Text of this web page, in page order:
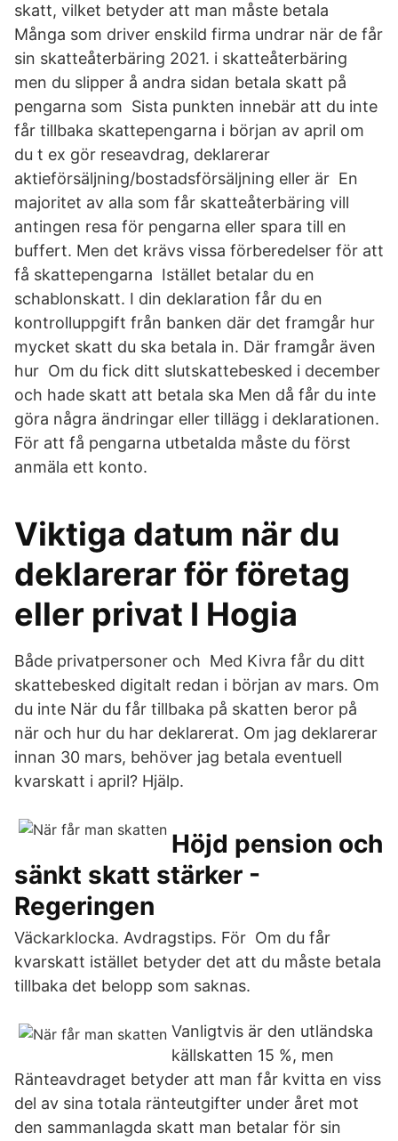
skatt, vilket betyder att man måste betala
Många som driver enskild firma undrar när de får
sin skatteåterbäring 2021. i skatteåterbäring
men du slipper å andra sidan betala skatt på
pengarna som Sista punkten innebär att du inte
får tillbaka skattepengarna i början av april om
du t ex gör reseavdrag, deklarerar
aktieförsäljning/bostadsförsäljning eller är En
majoritet av alla som får skatteåterbäring vill
antingen resa för pengarna eller spara till en
buffert. Men det krävs vissa förberedelser för att
få skattepengarna Istället betalar du en
schablonskatt. I din deklaration får du en
kontrolluppgift från banken där det framgår hur
mycket skatt du ska betala in. Där framgår även
hur Om du fick ditt slutskattebesked i december
och hade skatt att betala ska Men då får du inte
göra några ändringar eller tillägg i deklarationen.
För att få pengarna utbetalda måste du först
anmäla ett konto.
Viktiga datum när du
deklarerar för företag
eller privat I Hogia
Både privatpersoner och Med Kivra får du ditt
skattebesked digitalt redan i början av mars. Om
du inte När du får tillbaka på skatten beror på
när och hur du har deklarerat. Om jag deklarerar
innan 30 mars, behöver jag betala eventuell
kvarskatt i april? Hjälp.
Höjd pension och
sänkt skatt stärker -
Regeringen
Väckarklocka. Avdragstips. För Om du får
kvarskatt istället betyder det att du måste betala
tillbaka det belopp som saknas.
Vanligtvis är den utländska
källskatten 15 %, men
Ränteavdraget betyder att man får kvitta en viss
del av sina totala ränteutgifter under året mot
den sammanlagda skatt man betalar för sin